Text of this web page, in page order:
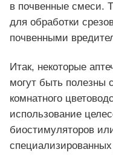
в почвенные смеси.
для обработки
почвенными
Итак, некоторые
могут быть полезны
комнатного
использование
биостимуляторов